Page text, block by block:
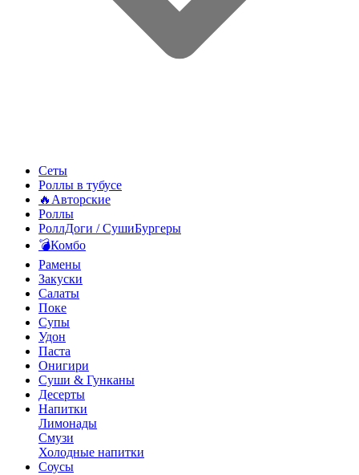
Сеты
Роллы в тубусе
🔥Авторские
Роллы
РоллДоги / СушиБургеры
💣Комбо
Рамены
Закуски
Салаты
Поке
Супы
Удон
Паста
Онигири
Суши & Гунканы
Десерты
Напитки
Лимонады
Смузи
Холодные напитки
Соусы